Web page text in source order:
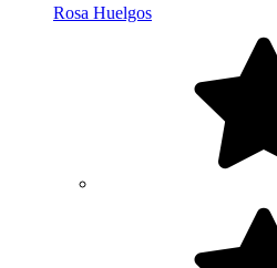
Rosa Huelgos